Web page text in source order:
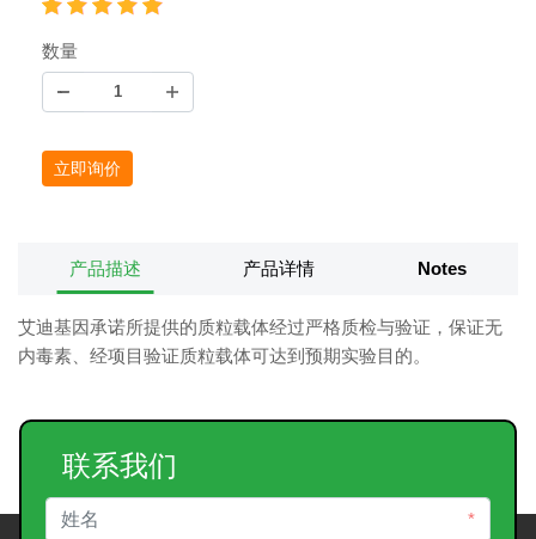
数量
立即询价
产品描述 产品详情 Notes
艾迪基因承诺所提供的质粒载体经过严格质检与验证，保证无
内毒素、经项目验证质粒载体可达到预期实验目的。
联系我们
*